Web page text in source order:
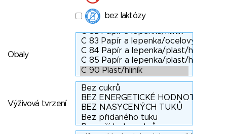
bez laktózy
Obaly
Výživová tvrzení